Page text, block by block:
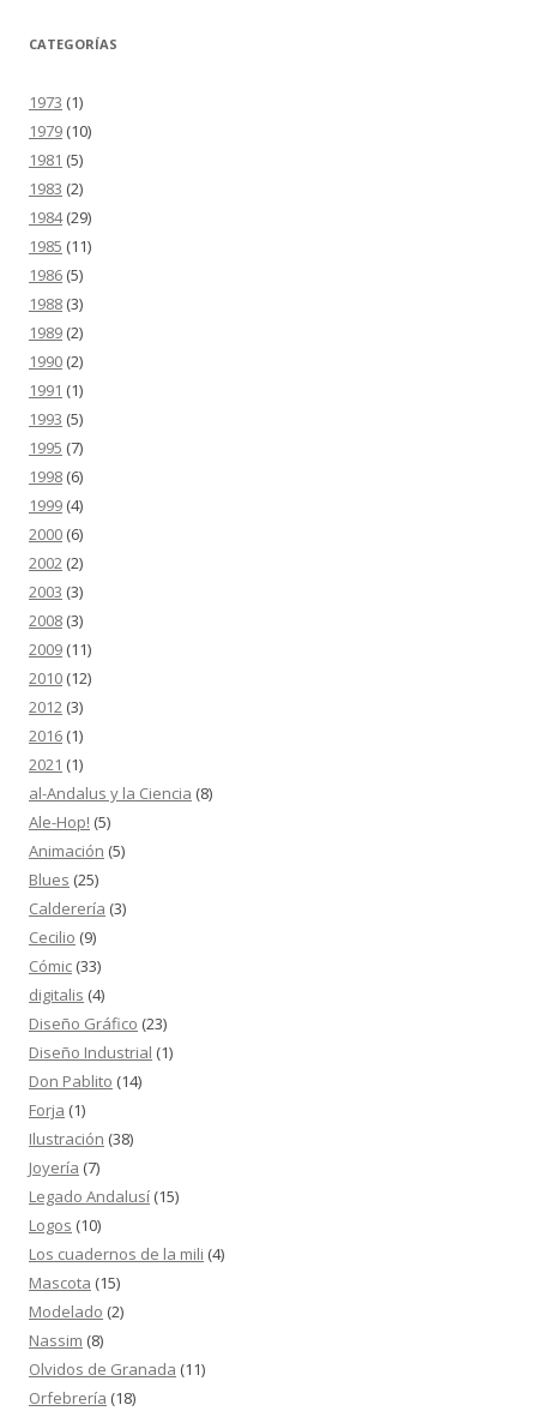
CATEGORÍAS
1973 (1)
1979 (10)
1981 (5)
1983 (2)
1984(29)
1985 (11)
1986 (5)
1988 (3)
1989 (2)
1990 (2)
1991 (1)
1993 (5)
1995 (7)
1998 (6)
1999 (4)
2000 (6)
2002 (2)
2003 (3)
2008 (3)
2009 (11)
2010 (12)
2012 (3)
2016 (1)
2021 (1)
al-Andalus y la Ciencia (8)
Ale-Hop! (5)
Animación (5)
Blues (25)
Calderería (3)
Cecilio (9)
Cómic (33)
digitalis (4)
Diseño Gráfico (23)
Diseño Industrial (1)
Don Pablito (14)
Forja (1)
Ilustración (38)
Joyería (7)
Legado Andalusí (15)
Logos (10)
Los cuadernos de la mili (4)
Mascota (15)
Modelado (2)
Nassim (8)
Olvidos de Granada (11)
Orfebrería (18)